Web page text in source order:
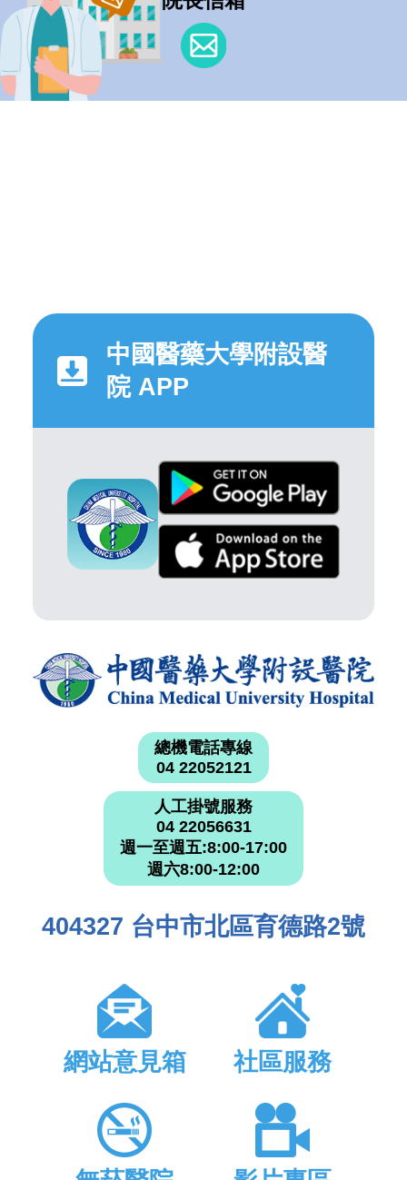
中國醫藥大學附設醫
院 APP
總機電話專線
04 22052121
人工掛號服務
04 22056631
週一至週五:8:00-17:00
週六8:00-12:00
404327 台中市北區育德路2號
網站意見箱 社區服務